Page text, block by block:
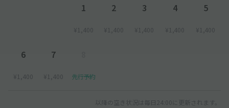
1
¥1,400
2
¥1,400
3
¥1,400
4
¥1,400
5
¥1,400
6
¥1,400
7
¥1,400 先行予約
以降の空き状況は毎日24:00に更新されます。